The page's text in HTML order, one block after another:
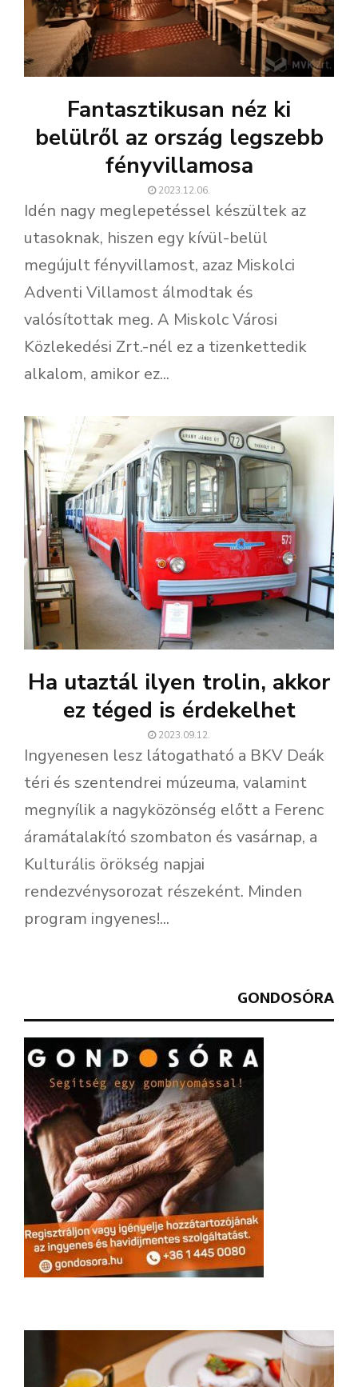
Fantasztikusan néz ki
belülről az ország legszebb
fényvillamosa
2023.12.06.
Idén nagy meglepetéssel készültek az
utasoknak, hiszen egy kívül-belül
megújult fényvillamost, azaz Miskolci
Adventi Villamost álmodtak és
valósítottak meg. A Miskolc Városi
Közlekedési Zrt.-nél ez a tizenkettedik
alkalom, amikor ez...
Ha utaztál ilyen trolin, akkor
ez téged is érdekelhet
2023.09.12.
Ingyenesen lesz látogatható a BKV Deák
téri és szentendrei múzeuma, valamint
megnyílik a nagyközönség előtt a Ferenc
áramátalakító szombaton és vasárnap, a
Kulturális örökség napjai
rendezvénysorozat részeként. Minden
program ingyenes!...
GONDOSÓRA